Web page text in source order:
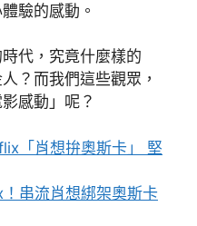
驗的感動。
代，究竟什麼樣的
？而我們這些觀眾，
感動」呢？
「肖想拚奧斯卡」 堅
串流肖想綁架奧斯卡